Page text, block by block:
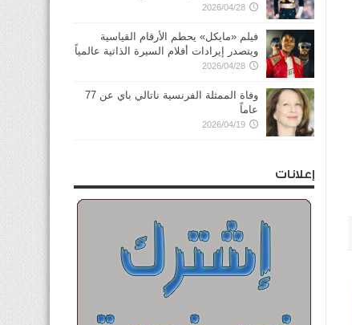
2026/04/28
فيلم «مايكل» يحطم الأرقام القياسية
ويتصدر إيرادات أفلام السيرة الذاتية عالمياً
2026/04/28
وفاة الممثلة الفرنسية ناتالي باي عن 77
عاماً
2026/04/19
إعلانات